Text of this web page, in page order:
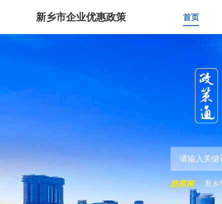
新乡市企业优惠政策 首页
新乡